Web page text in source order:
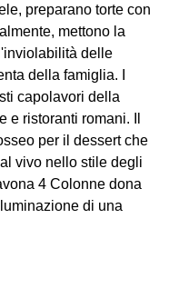
preparano torte con
mettono la
delle
della famiglia. I
capolavori della
ristoranti romani. Il
per il dessert che
vivo nello stile degli
4 Сolonne dona
di una